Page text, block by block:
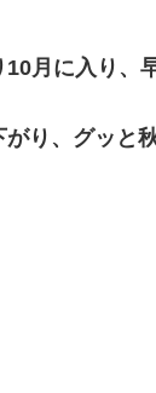
10月に入り、
り、グッと